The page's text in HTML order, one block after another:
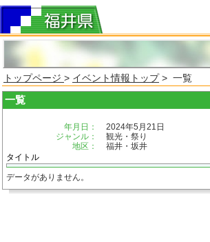
トップページ > イベント情報トップ> 一覧
一覧
年月日：
2024年5月21日
ジャンル：
観光・祭り
地区：
福井・坂井
タイトル
データがありません。